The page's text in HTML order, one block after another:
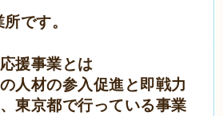
です。
援事業とは
人材の参入促進と即戦力
東京都で行っている事業